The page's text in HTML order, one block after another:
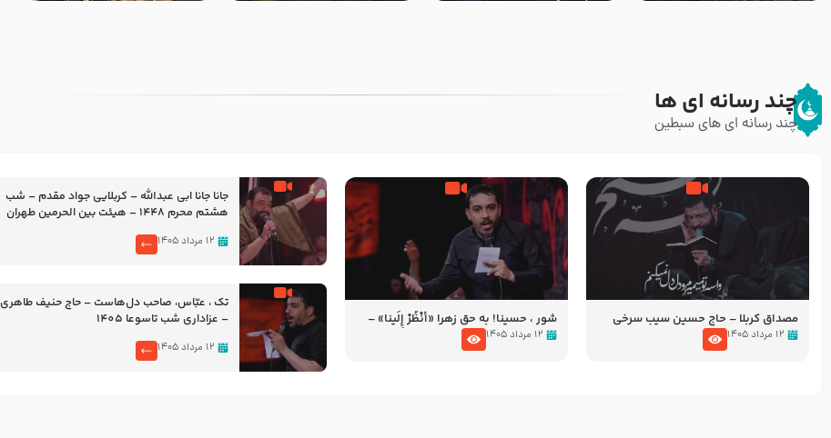
چند رسانه ای ها
چند رسانه ای های سبطین
مصداق کربلا – حاج حسین سیب سرخی
۱۲ مرداد ۱۴۰۵
شور ، حسینا! به‌ حق زهرا «أُنْظُرْ إِلَینا» –
عزاداری شب هفتم ماه محرّم 1405
۱۲ مرداد ۱۴۰۵
جانا جانا ابی عبدالله – کربلایی جواد مقدم – شب
هشتم محرم 1448 – هیئت بین الحرمین طهران
۱۲ مرداد ۱۴۰۵
تک ، عبّاس، صاحب دل‌هاست – حاج حنیف طاهری
– عزاداری شب تاسوعا 1405
۱۲ مرداد ۱۴۰۵